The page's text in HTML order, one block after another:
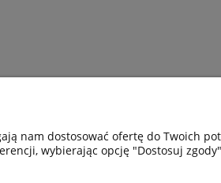
nam dostosować ofertę do Twoich
wybierając opcję "Dostosuj